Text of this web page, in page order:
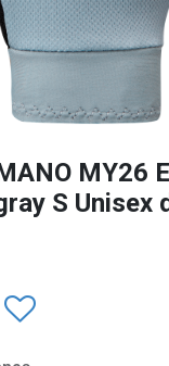
MY26
S Unisex